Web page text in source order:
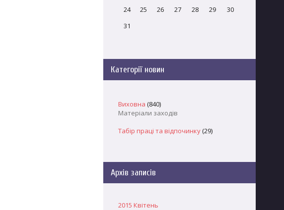
24
25 26 27 28 29
30
31
Категорії новин
Виховна (840)
Матеріали заходів
Табір праці та відпочинку(29)
Архів записів
2015 Квітень